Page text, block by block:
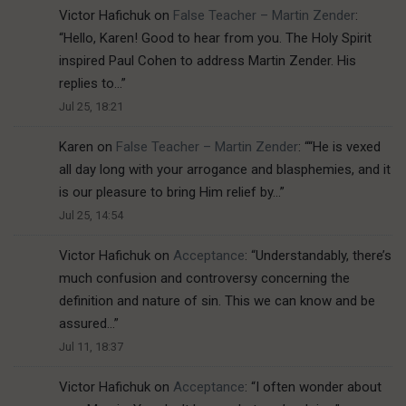
Victor Hafichuk on False Teacher – Martin Zender:
“Hello, Karen! Good to hear from you. The Holy Spirit
inspired Paul Cohen to address Martin Zender. His
replies to…”
Jul 25, 18:21
Karen on False Teacher – Martin Zender: ““He is vexed
all day long with your arrogance and blasphemies, and it
is our pleasure to bring Him relief by…”
Jul 25, 14:54
Victor Hafichuk on Acceptance: “Understandably, there’s
much confusion and controversy concerning the
definition and nature of sin. This we can know and be
assured…”
Jul 11, 18:37
Victor Hafichuk on Acceptance: “I often wonder about